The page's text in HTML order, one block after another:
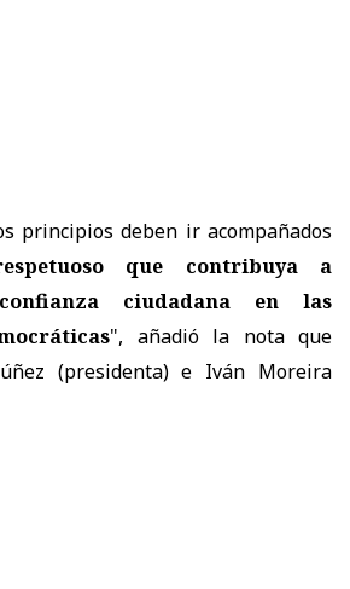
principios deben ir acompañados
que contribuya a
ciudadana en las
", añadió la nota que
(presidenta) e Iván Moreira